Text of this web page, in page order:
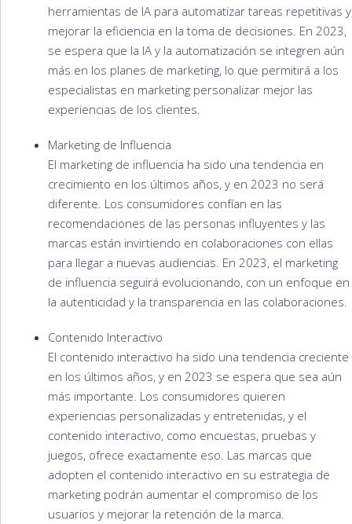
herramientas de IA para automatizar tareas repetitivas y
mejorar la eficiencia en la toma de decisiones. En 2023,
se espera que la IA y la automatización se integren aún
más en los planes de marketing, lo que permitirá a los
especialistas en marketing personalizar mejor las
experiencias de los clientes.
Marketing de Influencia
El marketing de influencia ha sido una tendencia en
crecimiento en los últimos años, y en 2023 no será
diferente. Los consumidores confían en las
recomendaciones de las personas influyentes y las
marcas están invirtiendo en colaboraciones con ellas
para llegar a nuevas audiencias. En 2023, el marketing
de influencia seguirá evolucionando, con un enfoque en
la autenticidad y la transparencia en las colaboraciones.
Contenido Interactivo
El contenido interactivo ha sido una tendencia creciente
en los últimos años, y en 2023 se espera que sea aún
más importante. Los consumidores quieren
experiencias personalizadas y entretenidas, y el
contenido interactivo, como encuestas, pruebas y
juegos, ofrece exactamente eso. Las marcas que
adopten el contenido interactivo en su estrategia de
marketing podrán aumentar el compromiso de los
usuarios y mejorar la retención de la marca.